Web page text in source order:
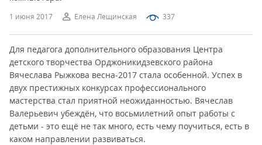
1 июня 2017 Елена Лещинская 337
Для педагога дополнительного образования Центра
детского творчества Орджоникидзевского района
Вячеслава Рыжкова весна-2017 стала особенной. Успех в
двух престижных конкурсах профессионального
мастерства стал приятной неожиданностью. Вячеслав
Валерьевич убеждён, что восьмилетний опыт работы с
детьми - это ещё не так много, есть чему поучиться, есть в
каком направлении развиваться.